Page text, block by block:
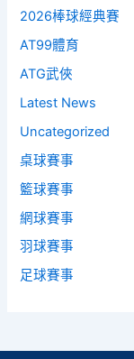
2026棒球經典賽
AT99體育
ATG武俠
Latest News
Uncategorized
桌球賽事
籃球賽事
網球賽事
羽球賽事
足球賽事